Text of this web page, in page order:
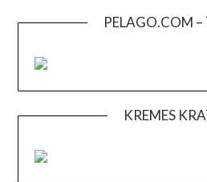
PELAGO.COM –
KREMES